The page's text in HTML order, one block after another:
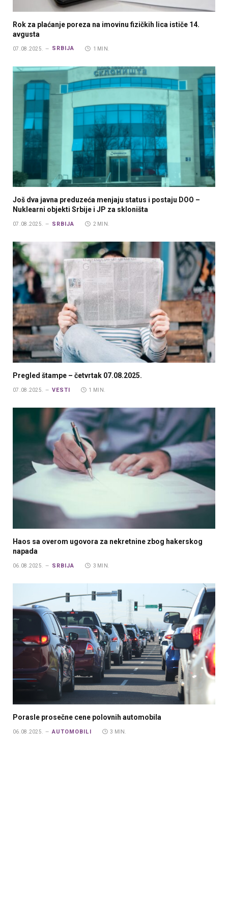
Rok za plaćanje poreza na imovinu fizičkih lica ističe 14.
avgusta
07.08.2025. SRBIJA 1 MIN.
Još dva javna preduzeća menjaju status i postaju DOO –
Nuklearni objekti Srbije i JP za skloništa
07.08.2025. SRBIJA 2 MIN.
Pregled štampe – četvrtak 07.08.2025.
07.08.2025. VESTI 1 MIN.
Haos sa overom ugovora za nekretnine zbog hakerskog
napada
06.08.2025. SRBIJA 3 MIN.
Porasle prosečne cene polovnih automobila
06.08.2025. AUTOMOBILI 3 MIN.